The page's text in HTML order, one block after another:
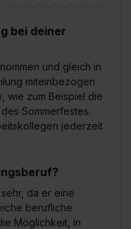
bei deiner
und gleich in
miteinbezogen.
wie zum Beispiel die
Sommerfestes.
jederzeit
da er eine
berufliche
Möglichkeit, in